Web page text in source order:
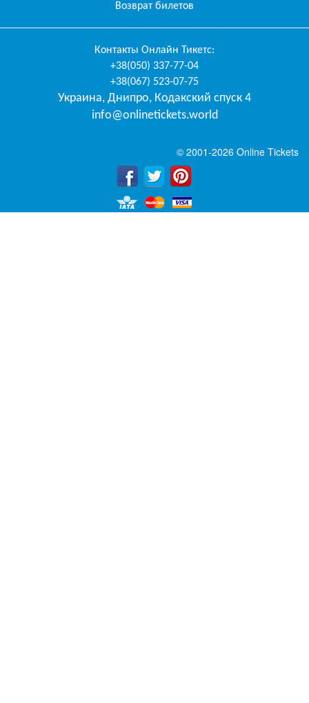
Возврат билетов
Контакты Онлайн Тикетс:
+38(050) 337-77-04
+38(067) 523-07-75
Украина, Днипро, Кодакский спуск 4
info@onlinetickets.world
© 2001-2026 Online Tickets